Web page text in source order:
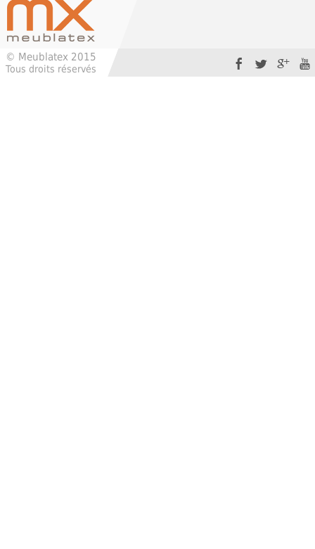
© Meublatex 2015
Tous droits réservés